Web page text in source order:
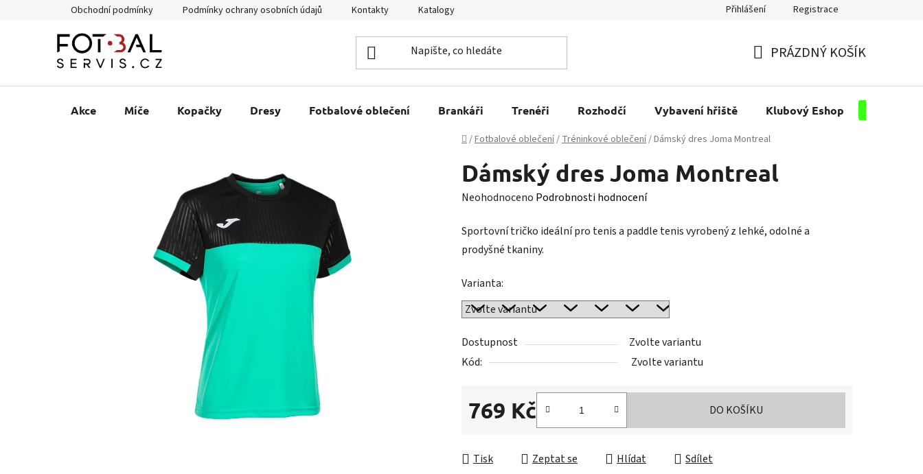
Obchodní podmínky Podmínky ochrany osobních údajů Kontakty Katalogy Přihlášení Registrace
KOŠÍK
PRÁZDNÝ KOŠÍK
Akce Míče Kopačky Dresy Fotbalové oblečení Brankáři Trenéři Rozhodčí Vybavení hřiště Klubový Eshop
Domů
/Fotbalové oblečení/Tréninkové oblečení/Dámský dres Joma Montreal
Dámský dres Joma Montreal
Průměrné
produktu
je
z
5
Neohodnoceno Podrobnosti hodnocení
Sportovní tričko ideální pro tenis a paddle tenis vyrobený z lehké, odolné a
prodyšné tkaniny.
Varianta:
Dostupnost
Zvolte variantu
Kód:
Zvolte variantu
769 Kč DO KOŠÍKU
Tisk Zeptat se Hlídat Sdílet